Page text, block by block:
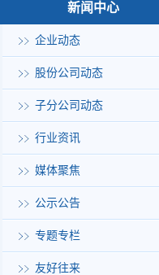
新闻中心
企业动态
股份公司动态
子分公司动态
行业资讯
媒体聚焦
公示公告
专题专栏
友好往来